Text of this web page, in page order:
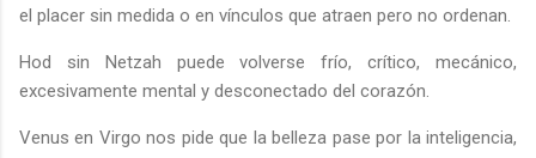
el placer sin medida o en vínculos que atraen pero no ordenan.
Hod sin Netzah puede volverse frío, crítico, mecánico,
excesivamente mental y desconectado del corazón.
Venus en Virgo nos pide que la belleza pase por la inteligencia,